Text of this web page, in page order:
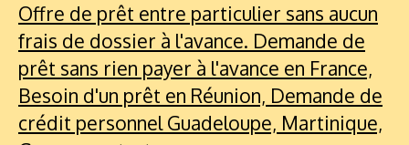
Offre de prêt entre particulier sans aucun
frais de dossier à l'avance. Demande de
prêt sans rien payer à l'avance en France,
Besoin d'un prêt en Réunion, Demande de
crédit personnel Guadeloupe, Martinique,